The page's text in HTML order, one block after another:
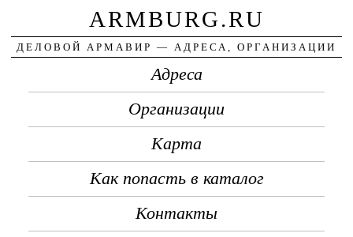
ARMBURG.RU
ДЕЛОВОЙ АРМАВИР — АДРЕСА, ОРГАНИЗАЦИИ
Адреса
Организации
Карта
Как попасть в каталог
Контакты